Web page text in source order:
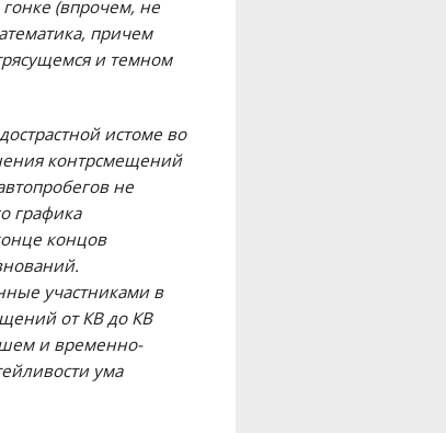
(впрочем, не
причем
и темном
истоме во
контрсмещений
не
графика
концов
участниками в
от КВ до КВ
и временно-
ума